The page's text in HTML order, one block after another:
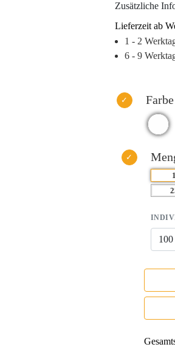
Zusätzliche
Lieferzeit ab
1 - 2
6 - 9
Farbe